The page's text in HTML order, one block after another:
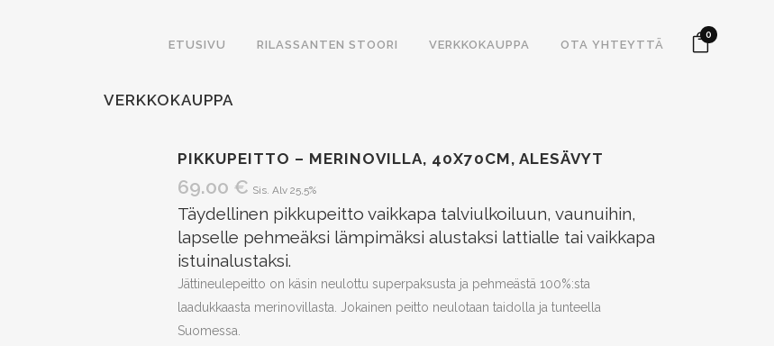
0
ETUSIVU RILASSANTEN STOORI VERKKOKAUPPA OTA YHTEYTTÄ
VERKKOKAUPPA
PIKKUPEITTO – MERINOVILLA, 40X70CM, ALESÄVYT
69.00 € Sis. Alv 25,5%
Täydellinen pikkupeitto vaikkapa talviulkoiluun, vaunuihin,
lapselle pehmeäksi lämpimäksi alustaksi lattialle tai vaikkapa
istuinalustaksi.
Jättineulepeitto on käsin neulottu superpaksusta ja pehmeästä 100%:sta
laadukkaasta merinovillasta. Jokainen peitto neulotaan taidolla ja tunteella
Suomessa.